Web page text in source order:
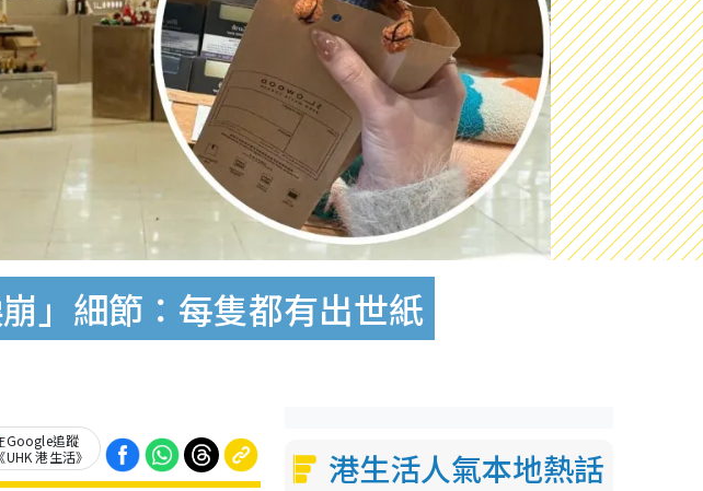
」細節：每隻都有出世紙
Google追蹤
《UHK 港生活》
港生活人氣本地熱話